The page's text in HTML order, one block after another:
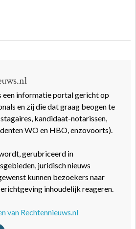
een informatie portal gericht op
en zij die dat graag beogen te
kandidaat-notarissen,
WO en HBO, enzovoorts).
gerubriceerd in
juridisch nieuws
kunnen bezoekers naar
inhoudelijk reageren.
van Rechtennieuws.nl